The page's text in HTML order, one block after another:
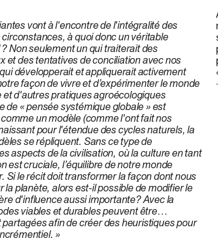
vont à l'encontre de l'intégralité des
à quoi donc un véritable
Non seulement un qui traiterait des
et des tentatives de conciliation avec nos
développerait et appliquerait activement
façon de vivre et d’expérimenter le monde
et d'autres pratiques agroécologiques
de « pensée systémique globale » est
un modèle (comme l'ont fait nos
pour l'étendue des cycles naturels, la
se répliquent. Sans ce type de
aspects de la civilisation, où la culture en tant
est cruciale, l’équilibre de notre monde
Si le récit doit transformer la façon dont nous
planète, alors est-il possible de modifier le
d'influence aussi importante? Avec la
viables et durables peuvent être
afin de créer des heuristiques pour
»